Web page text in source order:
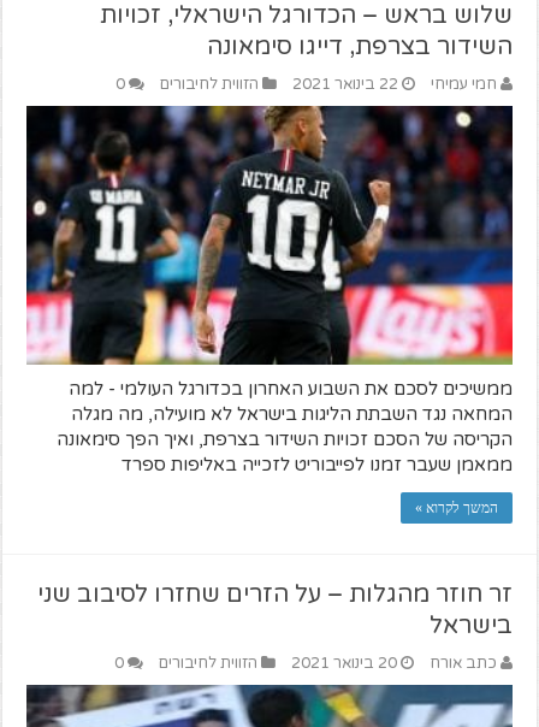
שלוש בראש – הכדורגל הישראלי, זכויות
השידור בצרפת, דייגו סימאונה
חמי עמיחי 22 בינואר 2021 הזווית לחיבורים 0
ממשיכים לסכם את השבוע האחרון בכדורגל העולמי - למה
המחאה נגד השבתת הליגות בישראל לא מועילה, מה מגלה
הקריסה של הסכם זכויות השידור בצרפת, ואיך הפך סימאונה
ממאמן שעבר זמנו לפייבוריט לזכייה באליפות ספרד
המשך לקרוא »
זר חוזר מהגלות – על הזרים שחזרו לסיבוב שני
בישראל
כתב אורח 20 בינואר 2021 הזווית לחיבורים 0